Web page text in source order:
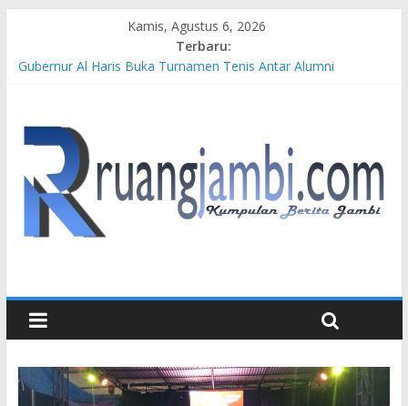
Kamis, Agustus 6, 2026
Terbaru:
Gubernur Al Haris Buka Turnamen Tenis Antar Alumni
Atas Jalur Pipa Migas Demi Keselamatan Bersama
Kasus Brigadir EWS: 4 Anggota Polisi Tersangka Resmi
Didampingi Pengacara Chris Januardi
Hj. Hesti Haris Dorong Lahirnya Wirausaha Muda Melalui
Pelatihan Batik Kontemporer PKW
Siap Dukung Kegiatan Hulu Migas, Kapolda Jambi Kunjungi